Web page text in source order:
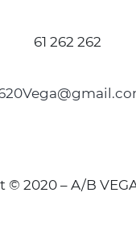
61 262 262
© 2020 – A/B